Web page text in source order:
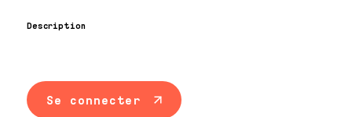
Description
Se connecter